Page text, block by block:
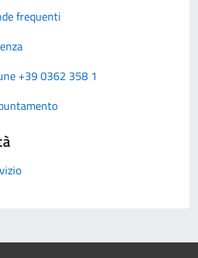
frequenti
+39 0362 358 1